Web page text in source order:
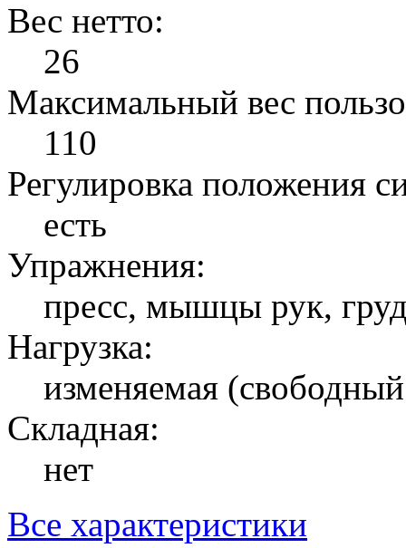
Вес нетто:
26
Максимальный вес
110
Регулировка положения
есть
Упражнения:
пресс, мышцы рук,
Нагрузка:
изменяемая
Складная:
нет
Все характеристики